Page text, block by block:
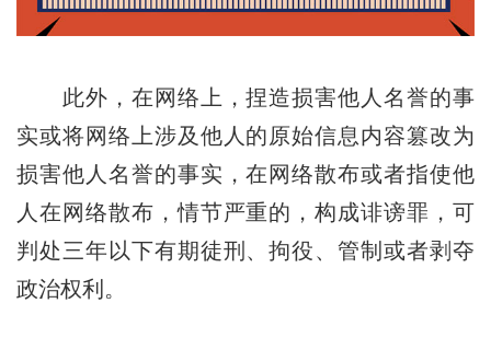
此外，在网络上，捏造损害他人名誉的事
实或将网络上涉及他人的原始信息内容篡改为
损害他人名誉的事实，在网络散布或者指使他
人在网络散布，情节严重的，构成诽谤罪，可
判处三年以下有期徒刑、拘役、管制或者剥夺
政治权利。